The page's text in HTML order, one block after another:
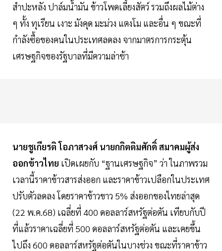
สำปะหลัง ปาล์มน้ำมัน ข้าวโพดเลี้ยงสัตว์ รวมถึงผลไม้ต่าง
ๆ ทั้ง ทุเรียน เงาะ มังคุด มะม่วง แตงโม และอื่น ๆ ขณะที่
กำลังซื้อของคนในประเทศลดลง จากมาตรการกระตุ้น
เศรษฐกิจของรัฐบาลที่มีความล่าช้า
นายชูเกียรติ โอภาสวงศ์ นายกกิตติมศักดิ์ สมาคมผู้ส่ง
ออกข้าวไทย เปิดเผยกับ “ฐานเศรษฐกิจ” ว่า ในภาพรวม
เวลานี้ราคาข้าวสารส่งออก และราคาข้าวเปลือกในประเทศ
ปรับตัวลดลง โดยราคาข้าวขาว 5% ส่งออกของไทยล่าสุด
(22 พ.ค.68) เฉลี่ยที่ 400 ดอลลาร์สหรัฐต่อตัน เทียบกับปี
ที่แล้วราคาเฉลี่ยที่ 500 ดอลลาร์สหรัฐต่อตัน และเคยขึ้น
ไปถึง 600 ดอลลาร์สหรัฐต่อตันในบางช่วง ขณะที่ราคาข้าว